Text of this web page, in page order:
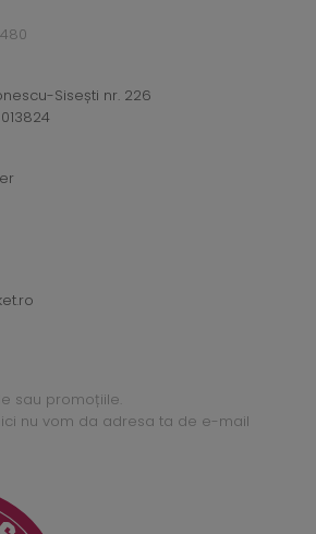
Sisești nr. 226
sau promoțiile.
nu vom da adresa ta de e-mail